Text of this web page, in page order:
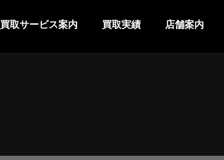
買取サービス案内 買取実績 店舗案内